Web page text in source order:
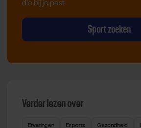
die bij je past.
Sport zoeken
Verder lezen over
Ervaringen Esports Gezondheid